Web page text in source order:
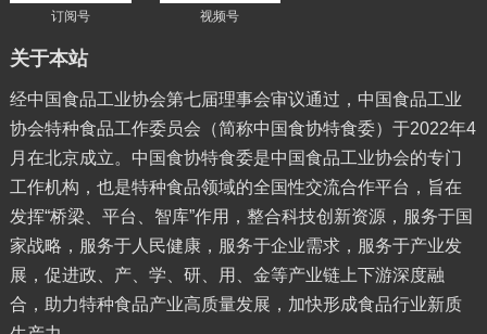
订阅号 视频号
关于本站
经中国食品工业协会第七届理事会审议通过，中国食品工业
协会特种食品工作委员会（简称中国食协特食委）于2022年4
月在北京成立。中国食协特食委是中国食品工业协会的专门
工作机构，也是特种食品领域的全国性交流合作平台，旨在
发挥“桥梁、平台、智库”作用，整合科技创新资源，服务于国
家战略，服务于人民健康，服务于企业需求，服务于产业发
展，促进政、产、学、研、用、金等产业链上下游深度融
合，助力特种食品产业高质量发展，加快形成食品行业新质